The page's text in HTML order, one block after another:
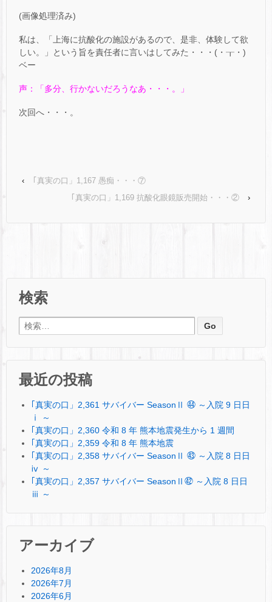
(画像処理済み)
私は、「上海に抗酸化の施設があるので、是非、体験して欲
しい。」という旨を責任者に言いはしてみた・・・(・┰・)
ベー
声：「多分、行かないだろうなあ・・・。」
次回へ・・・。
‹
｢真実の口」1,167 愚痴・・・⑦
｢真実の口」1,169 抗酸化眼鏡販売開始・・・②
›
検索
検索:
最近の投稿
｢真実の口」2,361 サバイバー SeasonⅡ ㊹ ～入院 9 日日
ⅰ ～
｢真実の口」2,360 令和 8 年 熊本地震発生から 1 週間
｢真実の口」2,359 令和 8 年 熊本地震
｢真実の口」2,358 サバイバー SeasonⅡ ㊸ ～入院 8 日日
ⅳ ～
｢真実の口」2,357 サバイバー SeasonⅡ㊷ ～入院 8 日日
ⅲ ～
アーカイブ
2026年8月
2026年7月
2026年6月